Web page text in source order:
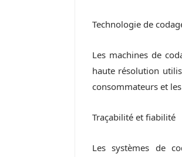
Technologie de
Les machines de
haute résolution
consommateurs et
Traçabilité et fiabilité
Les systèmes de